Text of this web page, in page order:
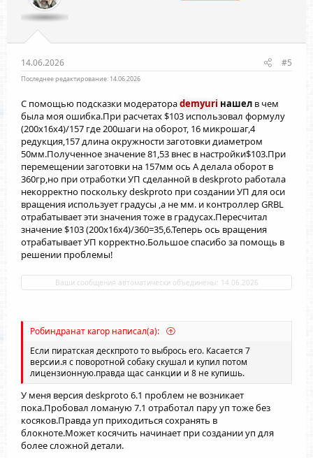
14.06.2026 #5
Последнее редактирование: 14.06.2026
С помощью подсказки модератораdemyuri нашел в чем
была моя ошибка.При расчетах $103 использовал формулу
(200х16х4)/157 где 200шаги на оборот, 16 микрошаг,4
редукция,157 длина окружности заготовки диаметром
50мм.Полученное значение 81,53 внес в настройки$103.При
перемещении заготовки на 157мм ось А делала оборот в
360гр,но при отработки УП сделанной в deskproto работала
некорректно поскольку deskproto при создании УП для оси
вращения использует градусы ,а не мм. и контроллер GRBL
отрабатывает эти значения тоже в градусах.Пересчитал
значение $103 (200х16х4)/360=35,6.Теперь ось вращения
отрабатывает УП корректно.Большое спасибо за помощь в
решении проблемы!
Ваши сообщения автоматически объединены: 14.06.2026
Робиндранат кагор написал(а):
Если пиратская дескпрото то выбрось его. Касается 7
версии.я с поворотной собаку скушал и купил потом
лицензионную.правда щас санкции и 8 не купишь.
У меня версия deskproto 6.1 проблем не возникает
пока.Пробовал ломаную 7.1 отработал пару уп тоже без
косяков.Правда уп приходиться сохранять в
блокноте.Может косячить начинает при создании уп для
более сложной детали.